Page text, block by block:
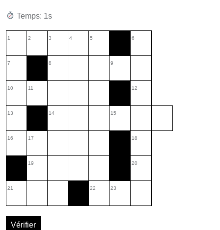
Temps: 2s
1 2 3 4 5 6
7 8 9
10 11 12
13 14 15
16 17 18
19 20
21 22 23
Vérifier